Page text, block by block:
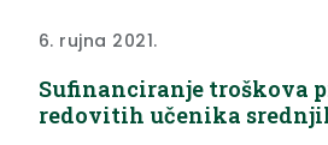
6. rujna 2021.
Sufinanciranje troškova
redovitih učenika